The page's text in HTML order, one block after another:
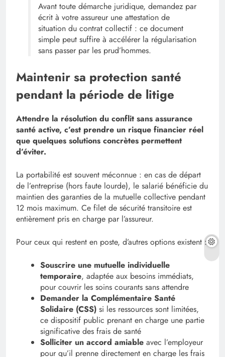
Avant toute démarche juridique, demandez par
écrit à votre assureur une attestation de
situation du contrat collectif : ce document
simple peut suffire à accélérer la régularisation
sans passer par les prud’hommes.
Maintenir sa protection santé
pendant la période de litige
Attendre la résolution du conflit sans assurance
santé active, c’est prendre un risque financier réel
que quelques solutions concrètes permettent
d’éviter.
La portabilité est souvent méconnue : en cas de départ
de l’entreprise (hors faute lourde), le salarié bénéficie du
maintien des garanties de la mutuelle collective pendant
12 mois maximum. Ce filet de sécurité transitoire est
entièrement pris en charge par l’assureur.
Pour ceux qui restent en poste, d’autres options existent :
Souscrire une mutuelle individuelle
temporaire, adaptée aux besoins immédiats,
pour couvrir les soins courants sans attendre
Demander la Complémentaire Santé
Solidaire (CSS) si les ressources sont limitées,
ce dispositif public prenant en charge une partie
significative des frais de santé
Solliciter un accord amiable avec l’employeur
pour qu’il prenne directement en charge les frais